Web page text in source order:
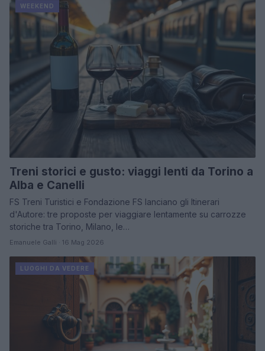
WEEKEND
Treni storici e gusto: viaggi lenti da Torino a
Alba e Canelli
FS Treni Turistici e Fondazione FS lanciano gli Itinerari
d'Autore: tre proposte per viaggiare lentamente su carrozze
storiche tra Torino, Milano, le…
Emanuele Galli · 16 Mag 2026
LUOGHI DA VEDERE